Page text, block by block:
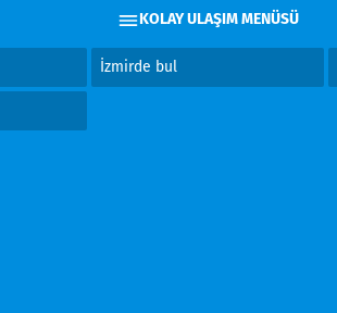
KOLAY ULAŞIM MENÜSÜ
İzmirde bul